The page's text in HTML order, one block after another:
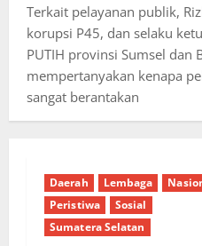
Terkait pelayanan publik,
korupsi P45, dan selaku
PUTIH provinsi Sumsel dan
mempertanyakan kenapa
sangat berantakan
Daerah Lembaga
Peristiwa
Sosial
Sumatera Selatan